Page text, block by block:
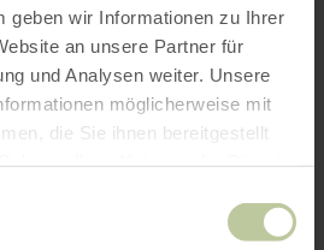
geben wir Informationen zu Ihrer
an unsere Partner für
und Analysen weiter. Unsere
möglicherweise mit
die Sie ihnen bereitgestellt